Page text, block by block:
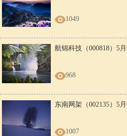
1049
航锦科技（000818）5
968
东南网架（002135）5
1007